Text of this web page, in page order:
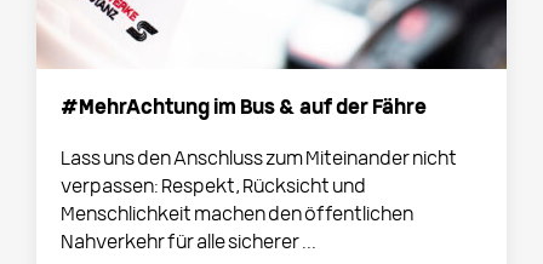
#MehrAchtung im Bus & auf der Fähre
Lass uns den Anschluss zum Miteinander nicht
verpassen: Respekt, Rücksicht und
Menschlichkeit machen den öffentlichen
Nahverkehr für alle sicherer ...